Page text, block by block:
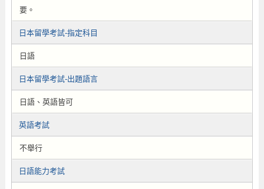
要。
日本留學考試-指定科目
日語
日本留學考試-出題語言
日語、英語皆可
英語考試
不舉行
日語能力考試